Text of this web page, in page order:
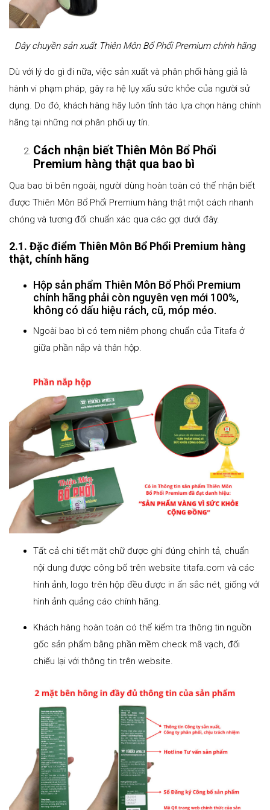
Dây chuyền sản xuất Thiên Môn Bổ Phổi Premium chính hãng
Dù với lý do gì đi nữa, việc sản xuất và phân phối hàng giả là
hành vi phạm pháp, gây ra hệ lụy xấu sức khỏe của người sử
dụng. Do đó, khách hàng hãy luôn tỉnh táo lựa chọn hàng chính
hãng tại những nơi phân phối uy tín.
Cách nhận biết Thiên Môn Bổ Phổi
Premium hàng thật qua bao bì
Qua bao bì bên ngoài, người dùng hoàn toàn có thể nhận biết
được Thiên Môn Bổ Phổi Premium hàng thật một cách nhanh
chóng và tương đối chuẩn xác qua các gợi dưới đây.
2.1. Đặc điểm Thiên Môn Bổ Phổi Premium hàng
thật, chính hãng
Hộp sản phẩm Thiên Môn Bổ Phổi Premium
chính hãng phải còn nguyên vẹn mới 100%,
không có dấu hiệu rách, cũ, móp méo.
Ngoài bao bì có tem niêm phong chuẩn của Titafa ở
giữa phần nắp và thân hộp.
Tất cả chi tiết mặt chữ được ghi đúng chính tả, chuẩn
nội dung được công bố trên website titafa.com và các
hình ảnh, logo trên hộp đều được in ấn sắc nét, giống với
hình ảnh quảng cáo chính hãng.
Khách hàng hoàn toàn có thể kiểm tra thông tin nguồn
gốc sản phẩm bằng phần mềm check mã vạch, đối
chiếu lại với thông tin trên website.